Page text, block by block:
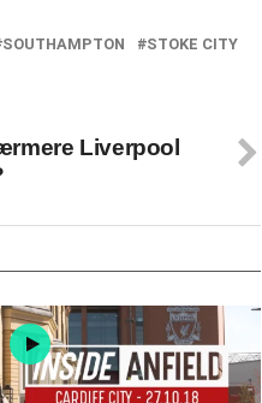
SOUTHAMPTON
STOKE CITY
Liverpool